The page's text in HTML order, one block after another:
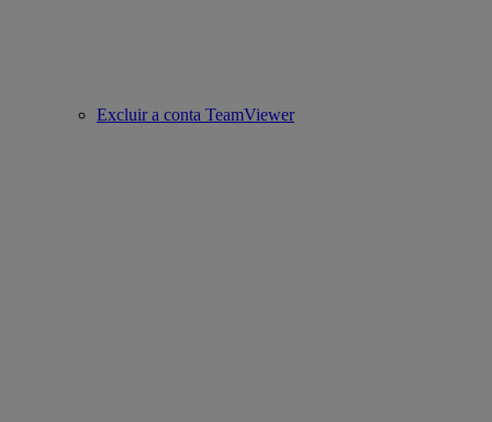
Excluir a conta TeamViewer